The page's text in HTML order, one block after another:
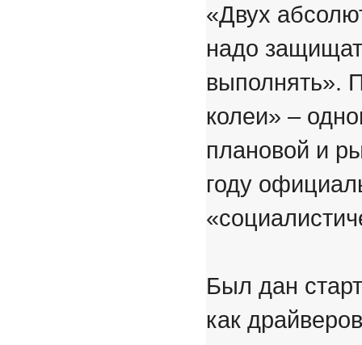
«Двух
надо
выполнять».
колеи» –
плановой и
году
Был дан
как